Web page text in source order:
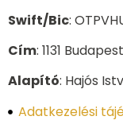
Swift/Bic:
Cím: 1131
Alapító: Hajós
Adatkezelési